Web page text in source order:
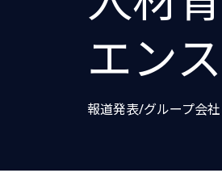
エン
報道発表/グループ会社